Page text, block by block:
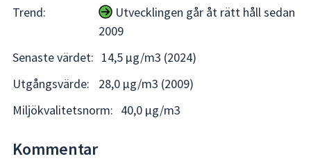
Trend:
Utvecklingen går åt rätt håll sedan
2009
Senaste värdet: 14,5 µg/m3 (2024)
Utgångsvärde:
28,0 µg/m3 (2009)
Miljökvalitetsnorm: 40,0 µg/m3
Kommentar